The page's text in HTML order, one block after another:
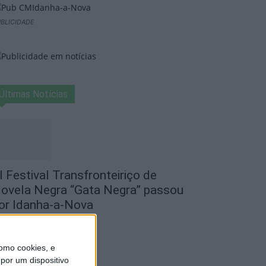
cookies, e
um dispositivo
Últimas Notícias
Festival Transfronteiriço de
Negra “Gata Negra” passou
Idanha-a-Nova